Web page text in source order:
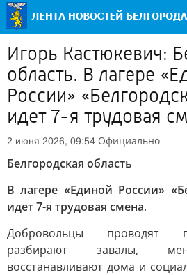
Игорь Кастюкевич:
область. В лагере
России»
идет 7-я трудовая
2 июня 2026, 09:54 Официально
Белгородская область
В лагере «Единой России»
идет 7-я трудовая смена.
Добровольцы проводят
разбирают завалы,
восстанавливают дома и